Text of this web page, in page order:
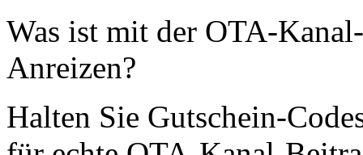
Was ist mit der OTA-
Anreizen?
Halten Sie Gutschein-